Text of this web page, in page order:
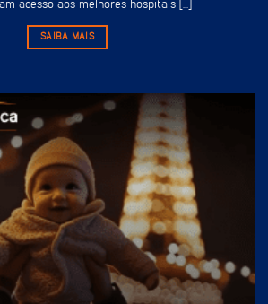
acesso aos melhores hospitais [...]
SAIBA MAIS